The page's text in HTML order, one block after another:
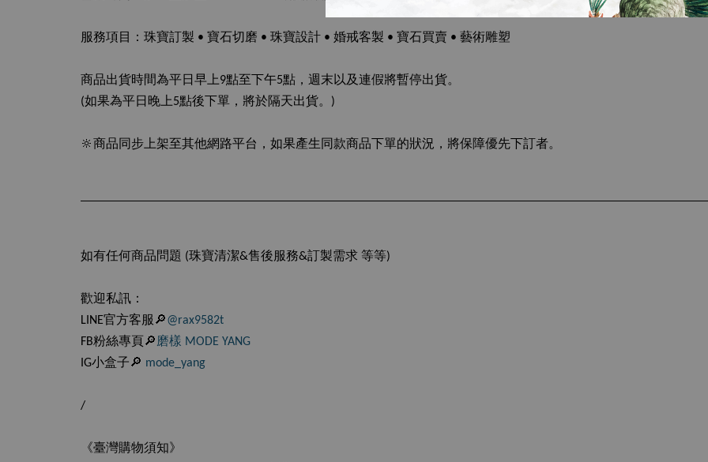
服務項目：珠寶訂製 • 寶石切磨 • 珠寶設計 • 婚戒客製 • 寶石買賣 • 藝術雕塑
商品出貨時間為平日早上9點至下午5點，週末以及連假將暫停出貨。
(如果為平日晚上5點後下單，將於隔天出貨。)
🔆商品同步上架至其他網路平台，如果產生同款商品下單的狀況，將保障優先下訂者。
如有任何商品問題 (珠寶清潔&售後服務&訂製需求 等等)
歡迎私訊：
LINE官方客服🔎@rax9582t
FB粉絲專頁🔎磨樣 MODE YANG
IG小盒子🔎 mode_yang
/
《臺灣購物須知》